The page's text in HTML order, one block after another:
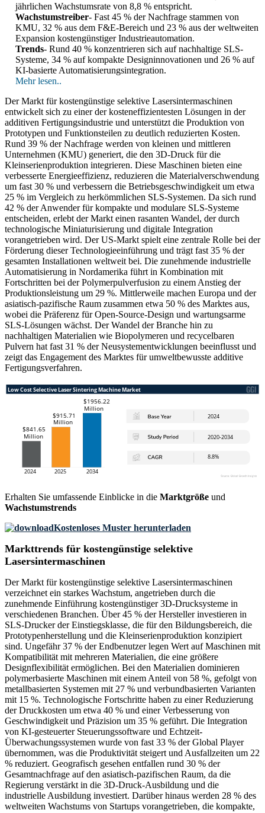
jährlichen Wachstumsrate von 8,8 % entspricht.
Wachstumstreiber- Fast 45 % der Nachfrage stammen von
KMU, 32 % aus dem F&E-Bereich und 23 % aus der weltweiten
Expansion kostengünstiger Industrieautomation.
Trends- Rund 40 % konzentrieren sich auf nachhaltige SLS-
Systeme, 34 % auf kompakte Designinnovationen und 26 % auf
KI-basierte Automatisierungsintegration.
Mehr lesen..
Der Markt für kostengünstige selektive Lasersintermaschinen
entwickelt sich zu einer der kosteneffizientesten Lösungen in der
additiven Fertigungsindustrie und unterstützt die Produktion von
Prototypen und Funktionsteilen zu deutlich reduzierten Kosten.
Rund 39 % der Nachfrage werden von kleinen und mittleren
Unternehmen (KMU) generiert, die den 3D-Druck für die
Kleinserienproduktion integrieren. Diese Maschinen bieten eine
verbesserte Energieeffizienz, reduzieren die Materialverschwendung
um fast 30 % und verbessern die Betriebsgeschwindigkeit um etwa
25 % im Vergleich zu herkömmlichen SLS-Systemen. Da sich rund
42 % der Anwender für kompakte und modulare SLS-Systeme
entscheiden, erlebt der Markt einen rasanten Wandel, der durch
technologische Miniaturisierung und digitale Integration
vorangetrieben wird. Der US-Markt spielt eine zentrale Rolle bei der
Förderung dieser Technologieeinführung und trägt fast 35 % der
gesamten Installationen weltweit bei. Die zunehmende industrielle
Automatisierung in Nordamerika führt in Kombination mit
Fortschritten bei der Polymerpulverfusion zu einem Anstieg der
Produktionsleistung um 29 %. Mittlerweile machen Europa und der
asiatisch-pazifische Raum zusammen etwa 50 % des Marktes aus,
wobei die Präferenz für Open-Source-Design und wartungsarme
SLS-Lösungen wächst. Der Wandel der Branche hin zu
nachhaltigen Materialien wie Biopolymeren und recycelbaren
Pulvern hat fast 31 % der Neusystementwicklungen beeinflusst und
zeigt das Engagement des Marktes für umweltbewusste additive
Fertigungsverfahren.
Erhalten Sie umfassende Einblicke in die Marktgröße und
Wachstumstrends
Kostenloses Muster herunterladen
Markttrends für kostengünstige selektive
Lasersintermaschinen
Der Markt für kostengünstige selektive Lasersintermaschinen
verzeichnet ein starkes Wachstum, angetrieben durch die
zunehmende Einführung kostengünstiger 3D-Drucksysteme in
verschiedenen Branchen. Über 45 % der Hersteller investieren in
SLS-Drucker der Einstiegsklasse, die für den Bildungsbereich, die
Prototypenherstellung und die Kleinserienproduktion konzipiert
sind. Ungefähr 37 % der Endbenutzer legen Wert auf Maschinen mit
Kompatibilität mit mehreren Materialien, die eine größere
Designflexibilität ermöglichen. Bei den Materialien dominieren
polymerbasierte Maschinen mit einem Anteil von 58 %, gefolgt von
metallbasierten Systemen mit 27 % und verbundbasierten Varianten
mit 15 %. Technologische Fortschritte haben zu einer Reduzierung
der Druckkosten um etwa 40 % und einer Verbesserung von
Geschwindigkeit und Präzision um 35 % geführt. Die Integration
von KI-gesteuerter Steuerungssoftware und Echtzeit-
Überwachungssystemen wurde von fast 33 % der Global Player
übernommen, was die Produktivität steigert und Ausfallzeiten um 22
% reduziert. Geografisch gesehen entfallen rund 30 % der
Gesamtnachfrage auf den asiatisch-pazifischen Raum, da die
Regierung verstärkt in die 3D-Druck-Ausbildung und die
industrielle Ausbildung investiert. Darüber hinaus werden 28 % des
weltweiten Wachstums von Startups vorangetrieben, die kompakte,